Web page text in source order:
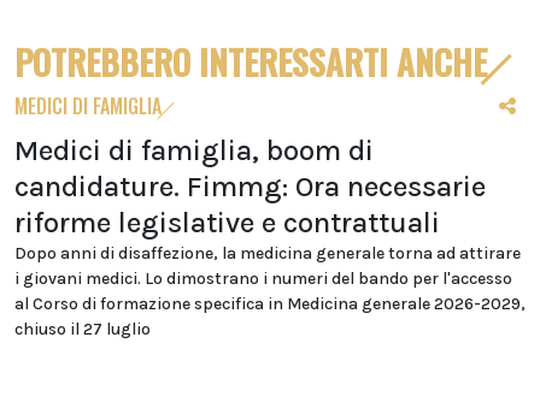
POTREBBERO INTERESSARTI ANCHE
MEDICI DI FAMIGLIA
Medici di famiglia, boom di
candidature. Fimmg: Ora necessarie
riforme legislative e contrattuali
Dopo anni di disaffezione, la medicina generale torna ad attirare
i giovani medici. Lo dimostrano i numeri del bando per l'accesso
al Corso di formazione specifica in Medicina generale 2026-2029,
chiuso il 27 luglio